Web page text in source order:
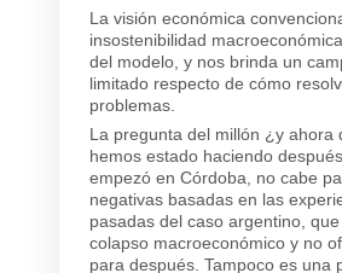
La visión económica
insostenibilidad
del modelo, y nos brinda un
limitado respecto de cómo
problemas.
La pregunta del millón ¿y ahora
hemos estado haciendo
empezó en Córdoba, no cabe
negativas basadas en las
pasadas del caso argentino,
colapso macroeconómico y no
para después. Tampoco es una